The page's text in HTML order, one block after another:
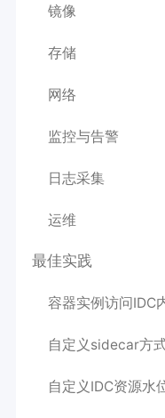
镜像
存储
网络
监控与告警
日志采集
运维
最佳实践
容器实例访问IDC
自定义sidecar方
自定义IDC资源水